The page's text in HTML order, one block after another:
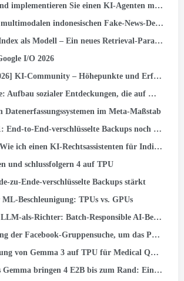
Sie einen KI-Agenten mit Gemini CLI und Google ADK: A
Fake-News-Detektors mit JAX, Flachs, und Keras Kinetic auf Cloud TPU
Modell – Ein neues Retrieval-Paradigma für Empfehlungssysteme
I/O 2026
Community – Höhepunkte und Erfolge der Aktivitäten
sozialer Entdeckungen, die auf Milliarden skalierbar sind
im Meta-Maßstab
End-verschlüsselte Backups noch zuverlässiger machen
Rechtsassistenten für Indien aufgebaut habe – von Grund auf, auf einer TPU
und schlussfolgern 4 auf TPU
zu-Ende-verschlüsselte Backups stärkt
Beschleunigung: TPUs vs. GPUs
Richter: Batch-Responsible AI-Bewertung auf Cloud TPU v5e
Gruppensuche, um das Potenzial des Community-Wissens freizusetzen
Gemma 3 auf TPU für Medical Q&A mit Keras und JAX
4 E2B bis zum Rand: Ein tiefer Einblick in LiteRT-LM und Qualcomm QNN